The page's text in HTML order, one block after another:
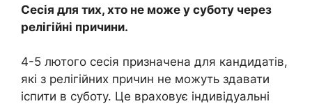
Сесія для тих, хто не може у суботу через
релігійні причини.
4-5 лютого сесія призначена для кандидатів,
які з релігійних причин не можуть здавати
іспити в суботу. Це враховує індивідуальні